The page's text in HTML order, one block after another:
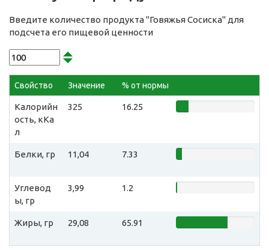
Введите количество продукта "Говяжья Сосиска" для
подсчета его пищевой ценности
Свойство Значение % от нормы
Калорийн
ость, кКа
л
325 16.25
Белки, гр 11,04 7.33
Углевод
ы, гр
3,99 1.2
Жиры, гр 29,08 65.91